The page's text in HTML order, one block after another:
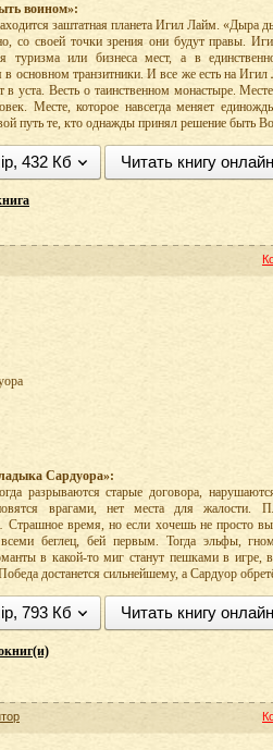
воином»:
заштатная планета Игил Лайм. «Дыра
со своей точки зрения они будут правы.
туризма или бизнеса мест, а в
основном транзитники. И все же есть на Игил
в уста. Весть о таинственном монастыре.
Месте, которое навсегда меняет
путь те, кто однажды принял решение быть
432 Кб Читать книгу онлайн
Сардуора»:
разрываются старые договора,
врагами, нет места для жалости.
время, но если хочешь не просто
беглец, бей первым. Тогда эльфы,
в какой-то миг станут пешками в игре,
достанется сильнейшему, а Сардуор
793 Кб Читать книгу онлайн